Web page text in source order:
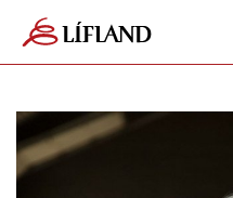
Karfan þín